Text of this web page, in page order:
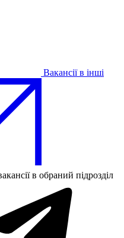
Вакансії в інші
в обраний підрозділ